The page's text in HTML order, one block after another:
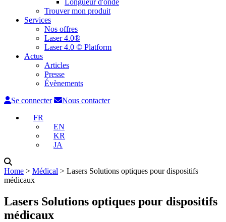
Longueur d'onde
Trouver mon produit
Services
Nos offres
Laser 4.0®
Laser 4.0 © Platform
Actus
Articles
Presse
Évènements
Se connecter
Nous contacter
FR
EN
KR
JA
Home ˃ Médical ˃ Lasers Solutions optiques pour dispositifs
médicaux
Lasers Solutions optiques pour dispositifs
médicaux